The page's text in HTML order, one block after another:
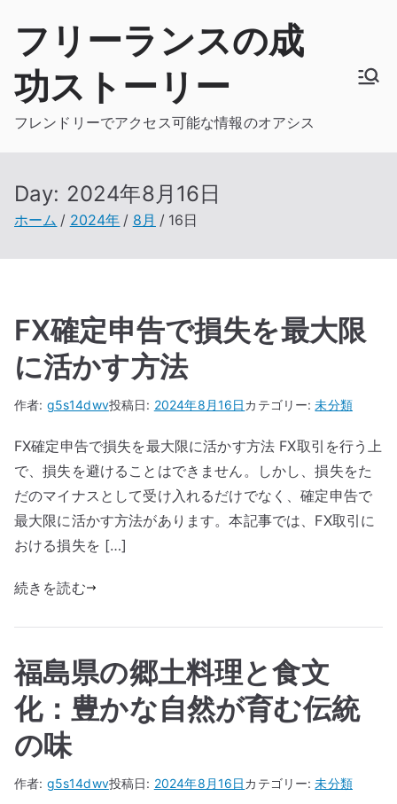
フリーランスの成
功ストーリー
フレンドリーでアクセス可能な情報のオアシス
Day: 2024年8月16日
ホーム 2024年 8月 16日
FX確定申告で損失を最大限
に活かす方法
作者: g5s14dwv投稿日: 2024年8月16日カテゴリー:未分類
FX確定申告で損失を最大限に活かす方法 FX取引を行う上
で、損失を避けることはできません。しかし、損失をた
だのマイナスとして受け入れるだけでなく、確定申告で
最大限に活かす方法があります。本記事では、FX取引に
おける損失を […]
続きを読む
福島県の郷土料理と食文
化：豊かな自然が育む伝統
の味
作者: g5s14dwv投稿日: 2024年8月16日カテゴリー:未分類